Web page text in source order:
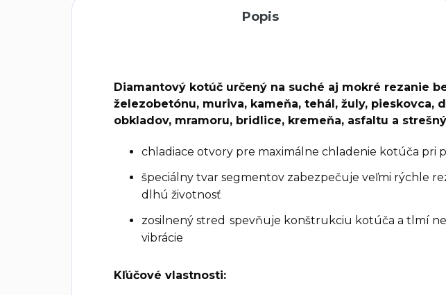
Popis
Diamantový kotúč určený na suché aj mokré rezanie
železobetónu, muriva, kameňa, tehál, žuly, pieskovca,
obkladov, mramoru, bridlice, kremeňa, asfaltu a
chladiace otvory pre maximálne chladenie kotúča pri
špeciálny tvar segmentov zabezpečuje veľmi rýchle
dlhú životnosť
zosilnený stred spevňuje konštrukciu kotúča a tlmí
vibrácie
Kľúčové vlastnosti: